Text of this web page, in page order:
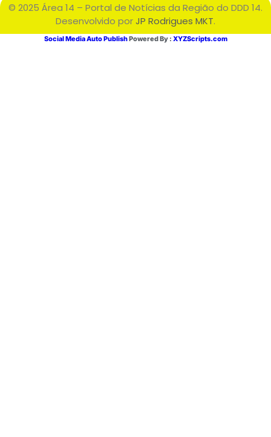
© 2025 Área 14 – Portal de Notícias da Região do DDD 14.
Desenvolvido porJP Rodrigues MKT.
Social Media Auto PublishPowered By : XYZScripts.com